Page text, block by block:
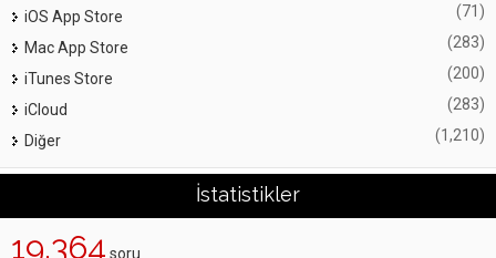
iOS App Store (71)
Mac App Store (283)
iTunes Store (200)
iCloud (283)
Diğer (1,210)
İstatistikler
19,364 soru